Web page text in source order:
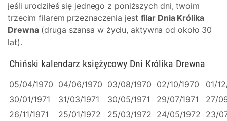
jeśli urodziłeś się jednego z poniższych dni, twoim
trzecim filarem przeznaczenia jest filar Dnia Królika
Drewna(druga szansa w życiu, aktywna od około 30
lat).
Chiński kalendarz księżycowy Dni Królika Drewna
05/04/1970 04/06/1970 03/08/1970 02/10/1970
01/
30/01/1971
31/03/1971 30/05/1971 29/07/1971
27/
26/11/1971
25/01/1972 25/03/1972 24/05/1972 23/